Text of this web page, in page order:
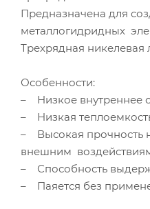
Предназначена для
металлогидридных
Трехрядная никелевая
Особенности:
– Низкое внутреннее
– Низкая
– Высокая прочность
внешним
– Способность
– Паяется без